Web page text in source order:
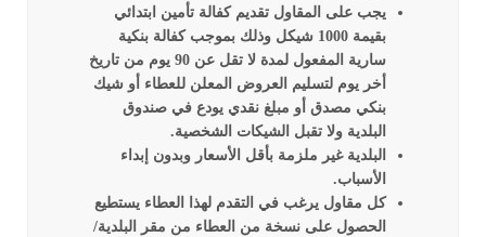
يجب على المقاول تقديم كفالة تأمين ابتدائي
بقيمة 1000 شيكل وذلك بموجب كفالة بنكية
سارية المفعول لمدة لا تقل عن 90 يوم من تاريخ
أخر يوم لتسليم العروض المعلن للعطاء أو شيك
بنكي مصدق أو مبلغ نقدي يودع في صندوق
البلدية ولا تقبل الشيكات الشخصية.
البلدية غير ملزمة بأقل الأسعار وبدون إبداء
الأسباب.
كل مقاول يرغب في التقدم لهذا العطاء يستطيع
الحصول على نسخة من العطاء من مقر البلدية/